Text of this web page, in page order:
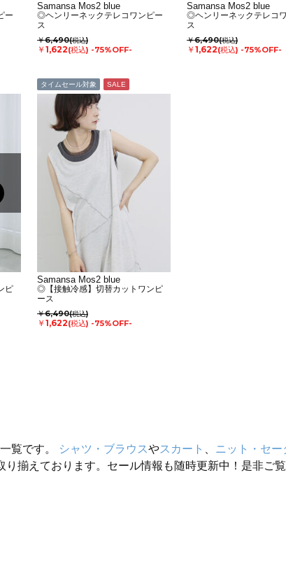
ー
Samansa Mos2 blue
◎ヘンリーネックテレコワンピー
ス
￥6,490(税込)
￥1,622(税込) -75%OFF-
Samansa Mos2 blue
◎ヘンリーネックテレコ
ス
￥6,490(税込)
￥1,622(税込) -75%OFF-
ピ
タイムセール対象 SALE
Samansa Mos2 blue
◎【接触冷感】切替カットワンピ
ース
￥6,490(税込)
￥1,622(税込) -75%OFF-
覧です。 シャツ・ブラウスやスカート ニット・セー
り揃えております。セール情報も随時更新中！是非ご覧